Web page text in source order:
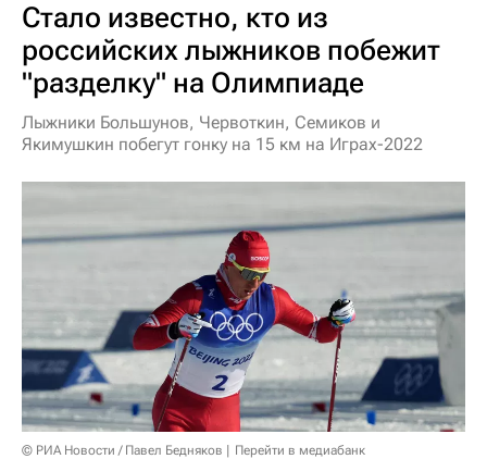
Стало известно, кто из
российских лыжников побежит
"разделку" на Олимпиаде
Лыжники Большунов, Червоткин, Семиков и
Якимушкин побегут гонку на 15 км на Играх-2022
© РИА Новости / Павел Бедняков Перейти в медиабанк